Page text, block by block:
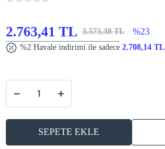
2.763,41 TL 3.573,38 TL %23
%2 Havale indirimi ile sadece 2.708,14 TL
SEPETE EKLE